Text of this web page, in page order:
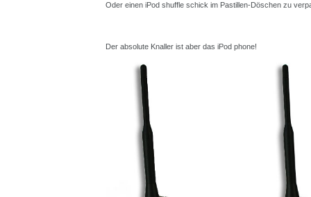
Oder einen iPod shuffle schick im Pastillen-Döschen zu
Der absolute Knaller ist aber das iPod phone!